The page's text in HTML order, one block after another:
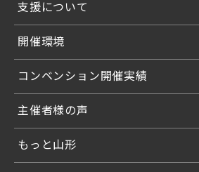
支援について
開催環境
コンベンション開催実績
主催者様の声
もっと山形